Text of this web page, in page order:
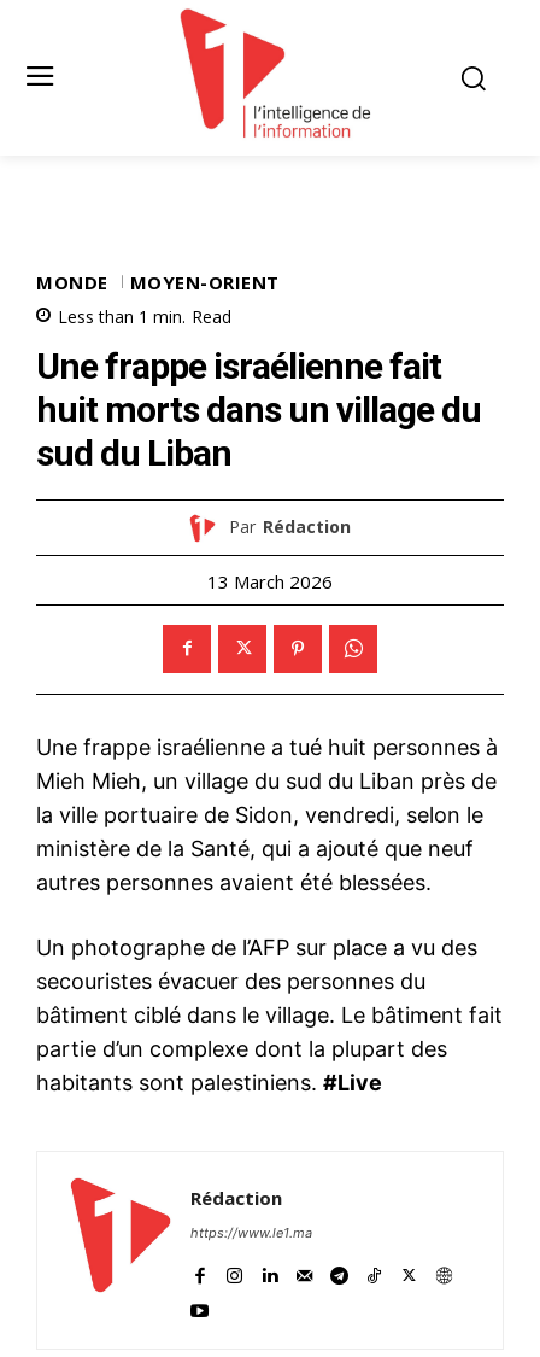
MONDE MOYEN-ORIENT
Less than 1 min. Read
Une frappe israélienne fait
huit morts dans un village du
sud du Liban
Par Rédaction
13 March 2026
Une frappe israélienne a tué huit personnes à
Mieh Mieh, un village du sud du Liban près de
la ville portuaire de Sidon, vendredi, selon le
ministère de la Santé, qui a ajouté que neuf
autres personnes avaient été blessées.
Un photographe de l’AFP sur place a vu des
secouristes évacuer des personnes du
bâtiment ciblé dans le village. Le bâtiment fait
partie d’un complexe dont la plupart des
habitants sont palestiniens. #Live
Rédaction
https://www.le1.ma